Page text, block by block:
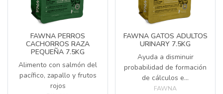
FAWNA PERROS
CACHORROS RAZA
PEQUEÑA 7.5KG
Alimento con salmón del
pacífico, zapallo y frutos
rojos
FAWNA GATOS ADULTOS
URINARY 7.5KG
Ayuda a disminuir
probabilidad de formación
de cálculos e...
FAWNA